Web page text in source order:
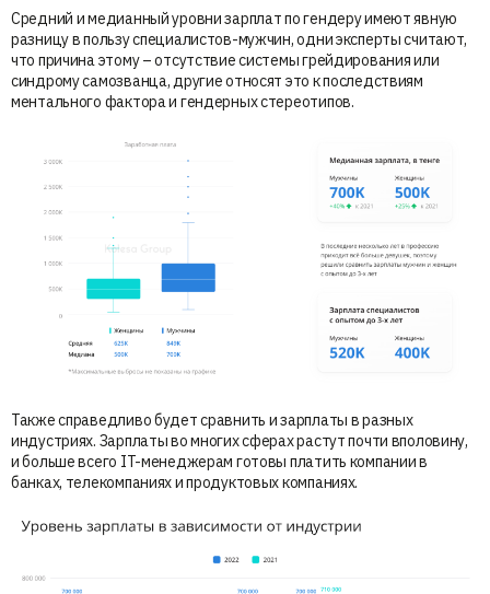
Средний и медианный уровни зарплат по гендеру имеют явную
разницу в пользу специалистов-мужчин, одни эксперты считают,
что причина этому – отсутствие системы грейдирования или
синдрому самозванца, другие относят это к последствиям
ментального фактора и гендерных стереотипов.
Также справедливо будет сравнить и зарплаты в разных
индустриях. Зарплаты во многих сферах растут почти вполовину,
и больше всего IT-менеджерам готовы платить компании в
банках, телекомпаниях и продуктовых компаниях.